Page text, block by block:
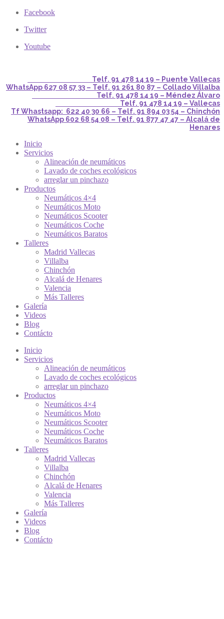
Facebook
Twitter
Youtube
Telf. 91 478 14 19 – Puente Vallecas
WhatsApp 627 08 57 33 – Telf. 91 261 80 87 – Collado Villalba
Telf. 91 478 14 19 – Méndez Álvaro
Telf. 91 478 14 19 – Vallecas
Tf Whastsapp: 622 40 30 66 – Telf. 91 894 03 54 – Chinchón
WhatsApp 602 68 54 08 – Telf. 91 877 47 47 – Alcalá de
Henares
Inicio
Servicios
Alineación de neumáticos
Lavado de coches ecológicos
arreglar un pinchazo
Productos
Neumáticos 4×4
Neumáticos Moto
Neumáticos Scooter
Neumáticos Coche
Neumáticos Baratos
Talleres
Madrid Vallecas
Villalba
Chinchón
Alcalá de Henares
Valencia
Más Talleres
Galería
Videos
Blog
Contácto
Inicio
Servicios
Alineación de neumáticos
Lavado de coches ecológicos
arreglar un pinchazo
Productos
Neumáticos 4×4
Neumáticos Moto
Neumáticos Scooter
Neumáticos Coche
Neumáticos Baratos
Talleres
Madrid Vallecas
Villalba
Chinchón
Alcalá de Henares
Valencia
Más Talleres
Galería
Videos
Blog
Contácto